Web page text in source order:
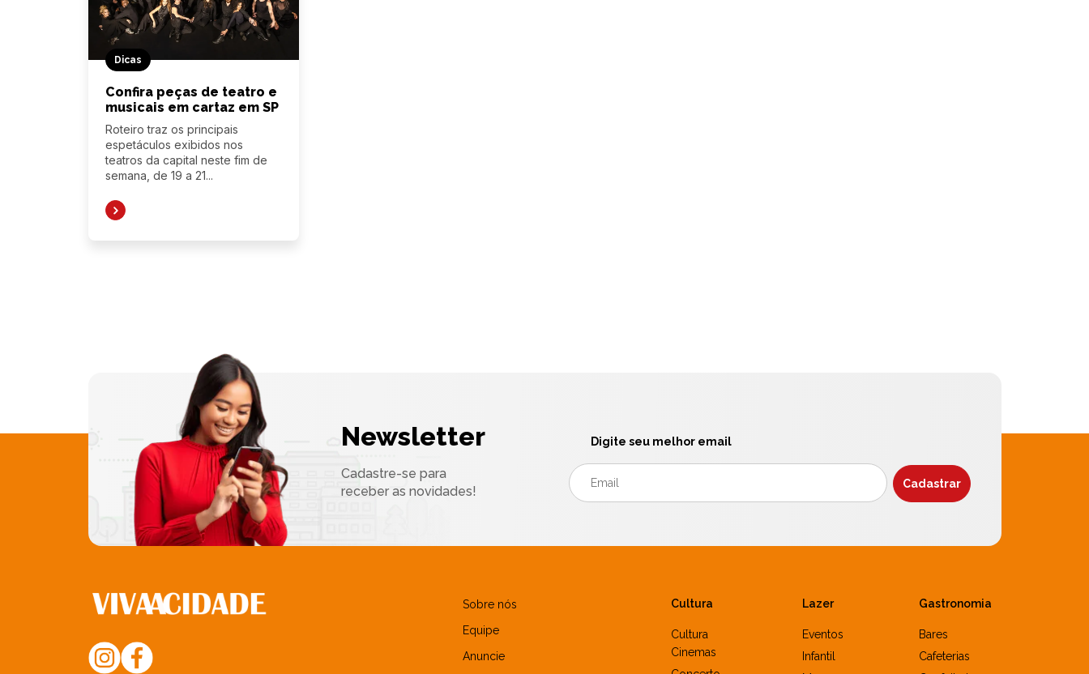
Dicas
Confira peças de teatro e
musicais em cartaz em SP
Roteiro traz os principais
espetáculos exibidos nos
teatros da capital neste fim de
semana, de 19 a 21...
Newsletter
Cadastre-se para
receber as novidades!
Digite seu melhor email
Sobre nós
Equipe
Anuncie
Cultura
Cultura
Cinemas
Lazer
Eventos
Infantil
Gastronomia
Bares
Cafeterias